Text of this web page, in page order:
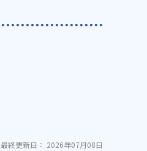
最終更新日： 2026年07月08日